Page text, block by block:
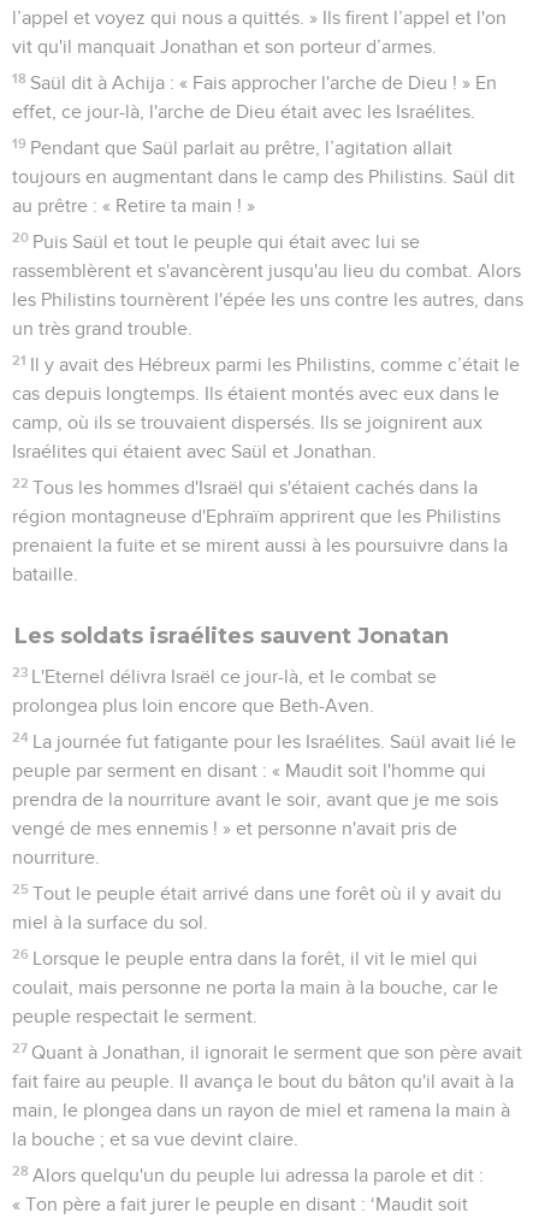
l’appel et voyez qui nous a quittés. » Ils firent l’appel et l'on
vit qu'il manquait Jonathan et son porteur d’armes.
18 Saül dit à Achija : « Fais approcher l'arche de Dieu ! » En
effet, ce jour-là, l'arche de Dieu était avec les Israélites.
19 Pendant que Saül parlait au prêtre, l’agitation allait
toujours en augmentant dans le camp des Philistins. Saül dit
au prêtre : « Retire ta main ! »
20 Puis Saül et tout le peuple qui était avec lui se
rassemblèrent et s'avancèrent jusqu'au lieu du combat. Alors
les Philistins tournèrent l'épée les uns contre les autres, dans
un très grand trouble.
21 Il y avait des Hébreux parmi les Philistins, comme c’était le
cas depuis longtemps. Ils étaient montés avec eux dans le
camp, où ils se trouvaient dispersés. Ils se joignirent aux
Israélites qui étaient avec Saül et Jonathan.
22 Tous les hommes d'Israël qui s'étaient cachés dans la
région montagneuse d'Ephraïm apprirent que les Philistins
prenaient la fuite et se mirent aussi à les poursuivre dans la
bataille.
Les soldats israélites sauvent Jonatan
23 L'Eternel délivra Israël ce jour-là, et le combat se
prolongea plus loin encore que Beth-Aven.
24 La journée fut fatigante pour les Israélites. Saül avait lié le
peuple par serment en disant : « Maudit soit l'homme qui
prendra de la nourriture avant le soir, avant que je me sois
vengé de mes ennemis ! » et personne n'avait pris de
nourriture.
25 Tout le peuple était arrivé dans une forêt où il y avait du
miel à la surface du sol.
26 Lorsque le peuple entra dans la forêt, il vit le miel qui
coulait, mais personne ne porta la main à la bouche, car le
peuple respectait le serment.
27 Quant à Jonathan, il ignorait le serment que son père avait
fait faire au peuple. Il avança le bout du bâton qu'il avait à la
main, le plongea dans un rayon de miel et ramena la main à
la bouche ; et sa vue devint claire.
28 Alors quelqu'un du peuple lui adressa la parole et dit :
« Ton père a fait jurer le peuple en disant : ‘Maudit soit